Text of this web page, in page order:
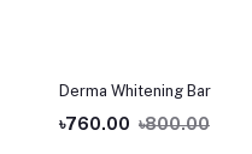
Derma Whitening Bar
৳760.00 ৳800.00